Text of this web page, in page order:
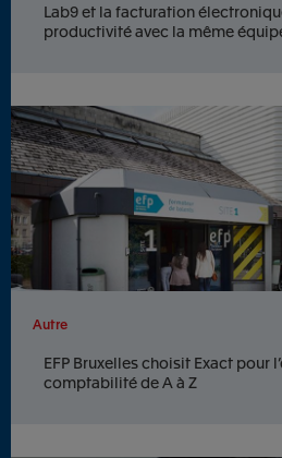
Lab9 et la facturation
productivité avec la même
Autre
EFP Bruxelles choisit Exact pour
comptabilité de A à Z